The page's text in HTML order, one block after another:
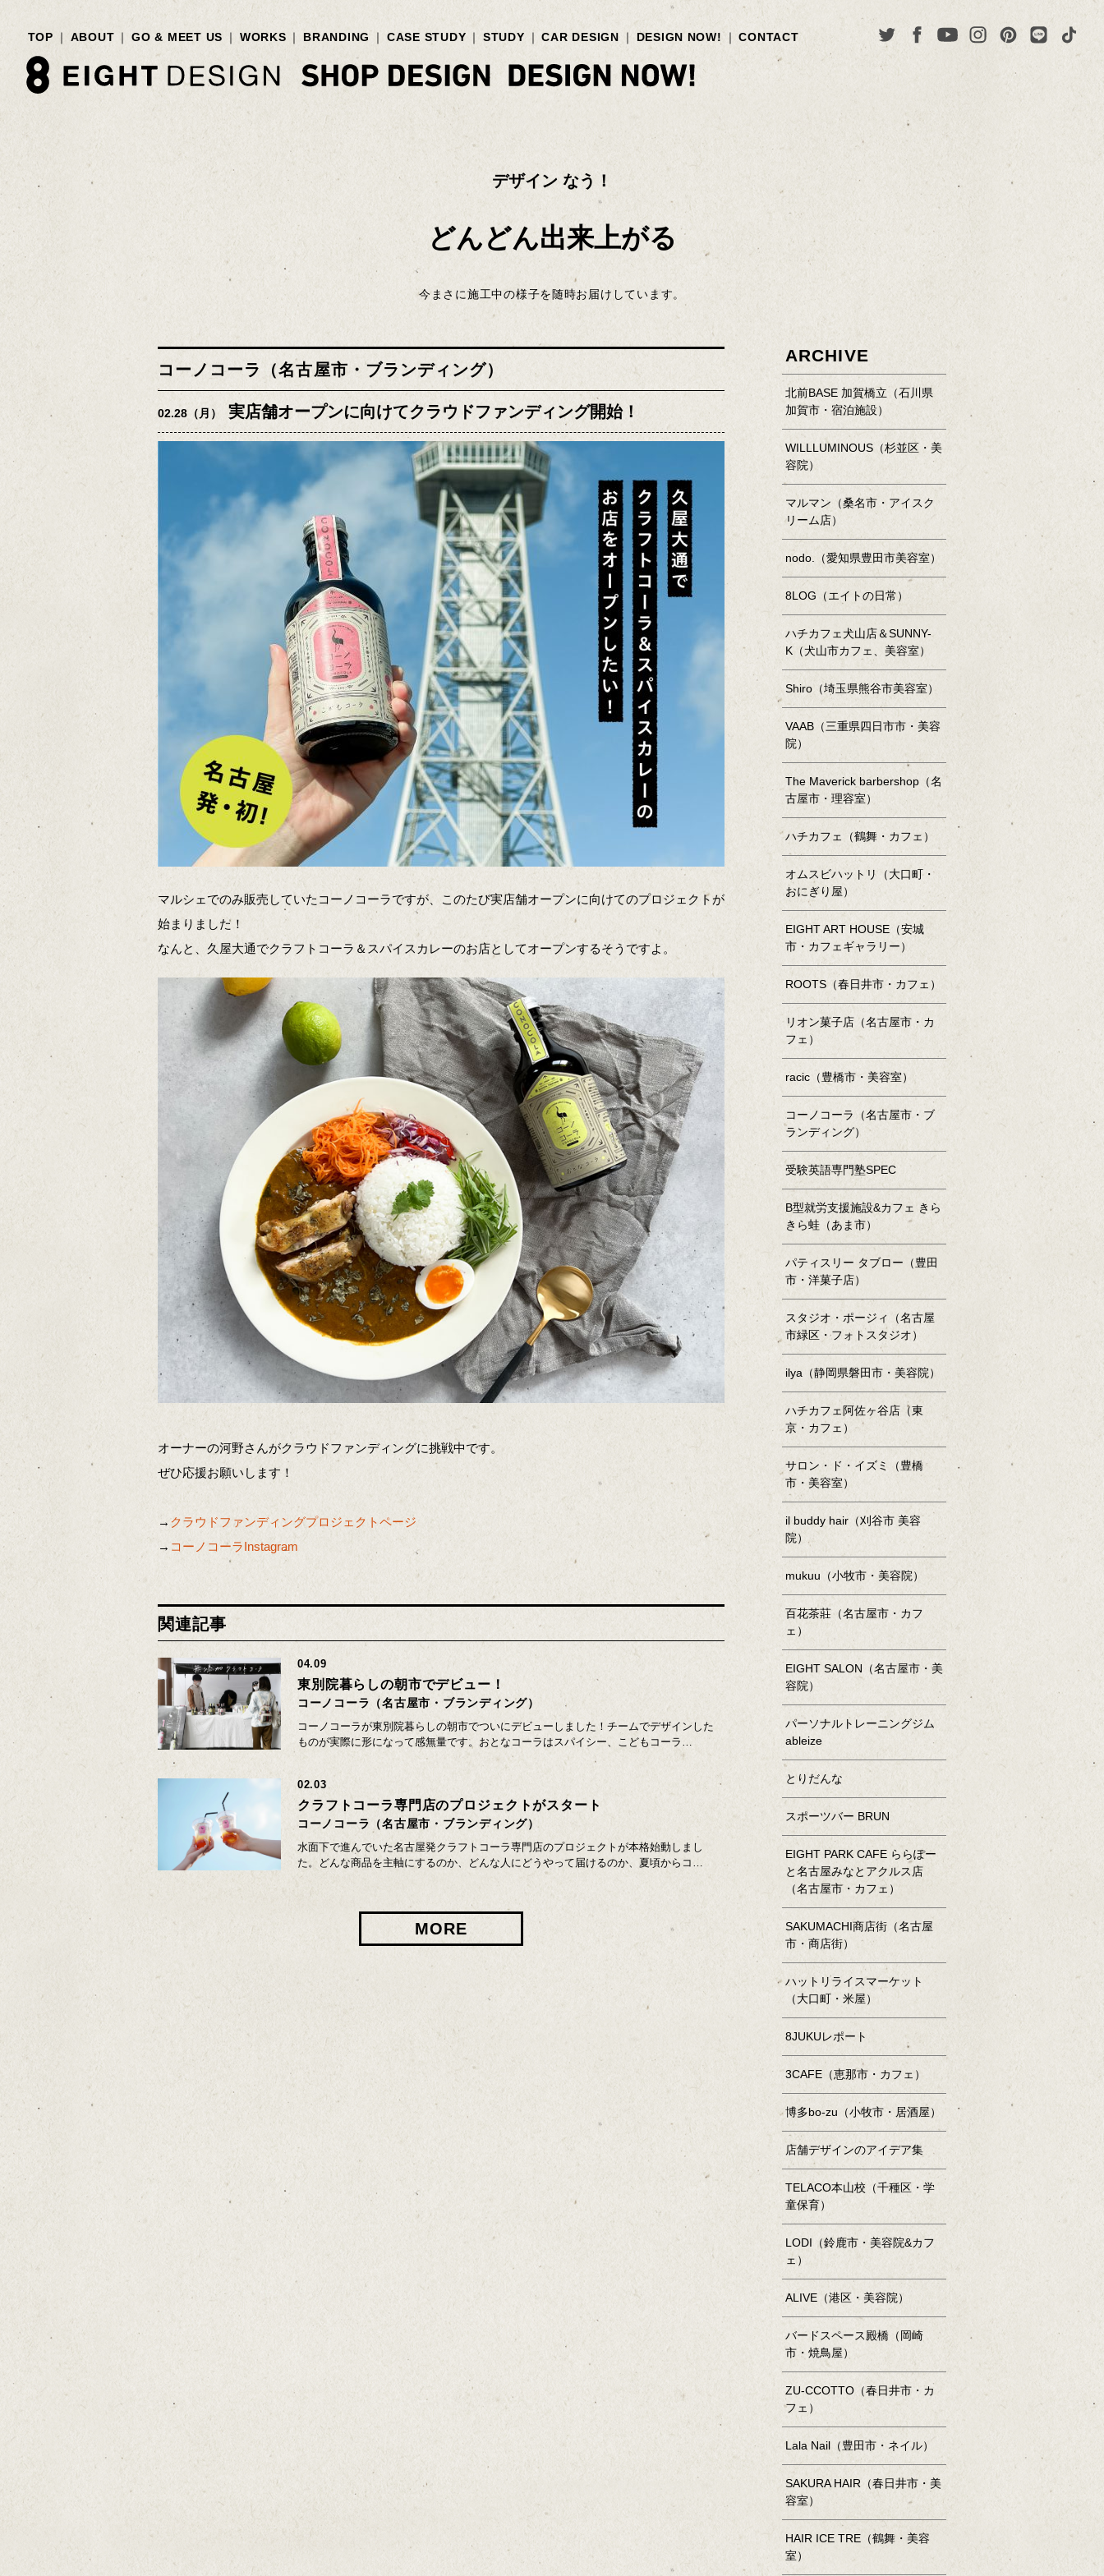
TOP ABOUT GO & MEET US WORKS BRANDING CASE STUDY STUDY CAR DESIGN DESIGN NOW! CONTACT
デザイン なう！
どんどん出来上がる
今まさに施工中の様子を随時お届けしています。
コーノコーラ（名古屋市・ブランディング）
02.28（月） 実店舗オープンに向けてクラウドファンディング開始！
マルシェでのみ販売していたコーノコーラですが、このたび実店舗オープンに向けてのプロジェクトが
始まりました！
なんと、久屋大通でクラフトコーラ＆スパイスカレーのお店としてオープンするそうですよ。
オーナーの河野さんがクラウドファンディングに挑戦中です。
ぜひ応援お願いします！
→ クラウドファンディングプロジェクトページ
→ コーノコーラInstagram
関連記事
04.09
東別院暮らしの朝市でデビュー！
コーノコーラ（名古屋市・ブランディング）
コーノコーラが東別院暮らしの朝市でついにデビューしました！チームでデザインした
ものが実際に形になって感無量です。おとなコーラはスパイシー、こどもコーラ…
02.03
クラフトコーラ専門店のプロジェクトがスタート
コーノコーラ（名古屋市・ブランディング）
水面下で進んでいた名古屋発クラフトコーラ専門店のプロジェクトが本格始動しまし
た。どんな商品を主軸にするのか、どんな人にどうやって届けるのか、夏頃からコ…
MORE
ARCHIVE
北前BASE 加賀橋立（石川県
加賀市・宿泊施設）
WILLLUMINOUS（杉並区・美
容院）
マルマン（桑名市・アイスク
リーム店）
nodo.（愛知県豊田市美容室）
8LOG（エイトの日常）
ハチカフェ犬山店＆SUNNY-
K（犬山市カフェ、美容室）
Shiro（埼玉県熊谷市美容室）
VAAB（三重県四日市市・美容
院）
The Maverick barbershop（名
古屋市・理容室）
ハチカフェ（鶴舞・カフェ）
オムスビハットリ（大口町・
おにぎり屋）
EIGHT ART HOUSE（安城
市・カフェギャラリー）
ROOTS（春日井市・カフェ）
リオン菓子店（名古屋市・カ
フェ）
racic（豊橋市・美容室）
コーノコーラ（名古屋市・ブ
ランディング）
受験英語専門塾SPEC
B型就労支援施設&カフェ きら
きら蛙（あま市）
パティスリー タブロー（豊田
市・洋菓子店）
スタジオ・ポージィ（名古屋
市緑区・フォトスタジオ）
ilya（静岡県磐田市・美容院）
ハチカフェ阿佐ヶ谷店（東
京・カフェ）
サロン・ド・イズミ（豊橋
市・美容室）
il buddy hair（刈谷市 美容
院）
mukuu（小牧市・美容院）
百花茶莊（名古屋市・カフ
ェ）
EIGHT SALON（名古屋市・美
容院）
パーソナルトレーニングジム
ableize
とりだんな
スポーツバー BRUN
EIGHT PARK CAFE ららぽー
と名古屋みなとアクルス店
（名古屋市・カフェ）
SAKUMACHI商店街（名古屋
市・商店街）
ハットリライスマーケット
（大口町・米屋）
8JUKUレポート
3CAFE（恵那市・カフェ）
博多bo-zu（小牧市・居酒屋）
店舗デザインのアイデア集
TELACO本山校（千種区・学
童保育）
LODI（鈴鹿市・美容院&カフ
ェ）
ALIVE（港区・美容院）
バードスペース殿橋（岡崎
市・焼鳥屋）
ZU-CCOTTO（春日井市・カ
フェ）
Lala Nail（豊田市・ネイル）
SAKURA HAIR（春日井市・美
容室）
HAIR ICE TRE（鶴舞・美容
室）